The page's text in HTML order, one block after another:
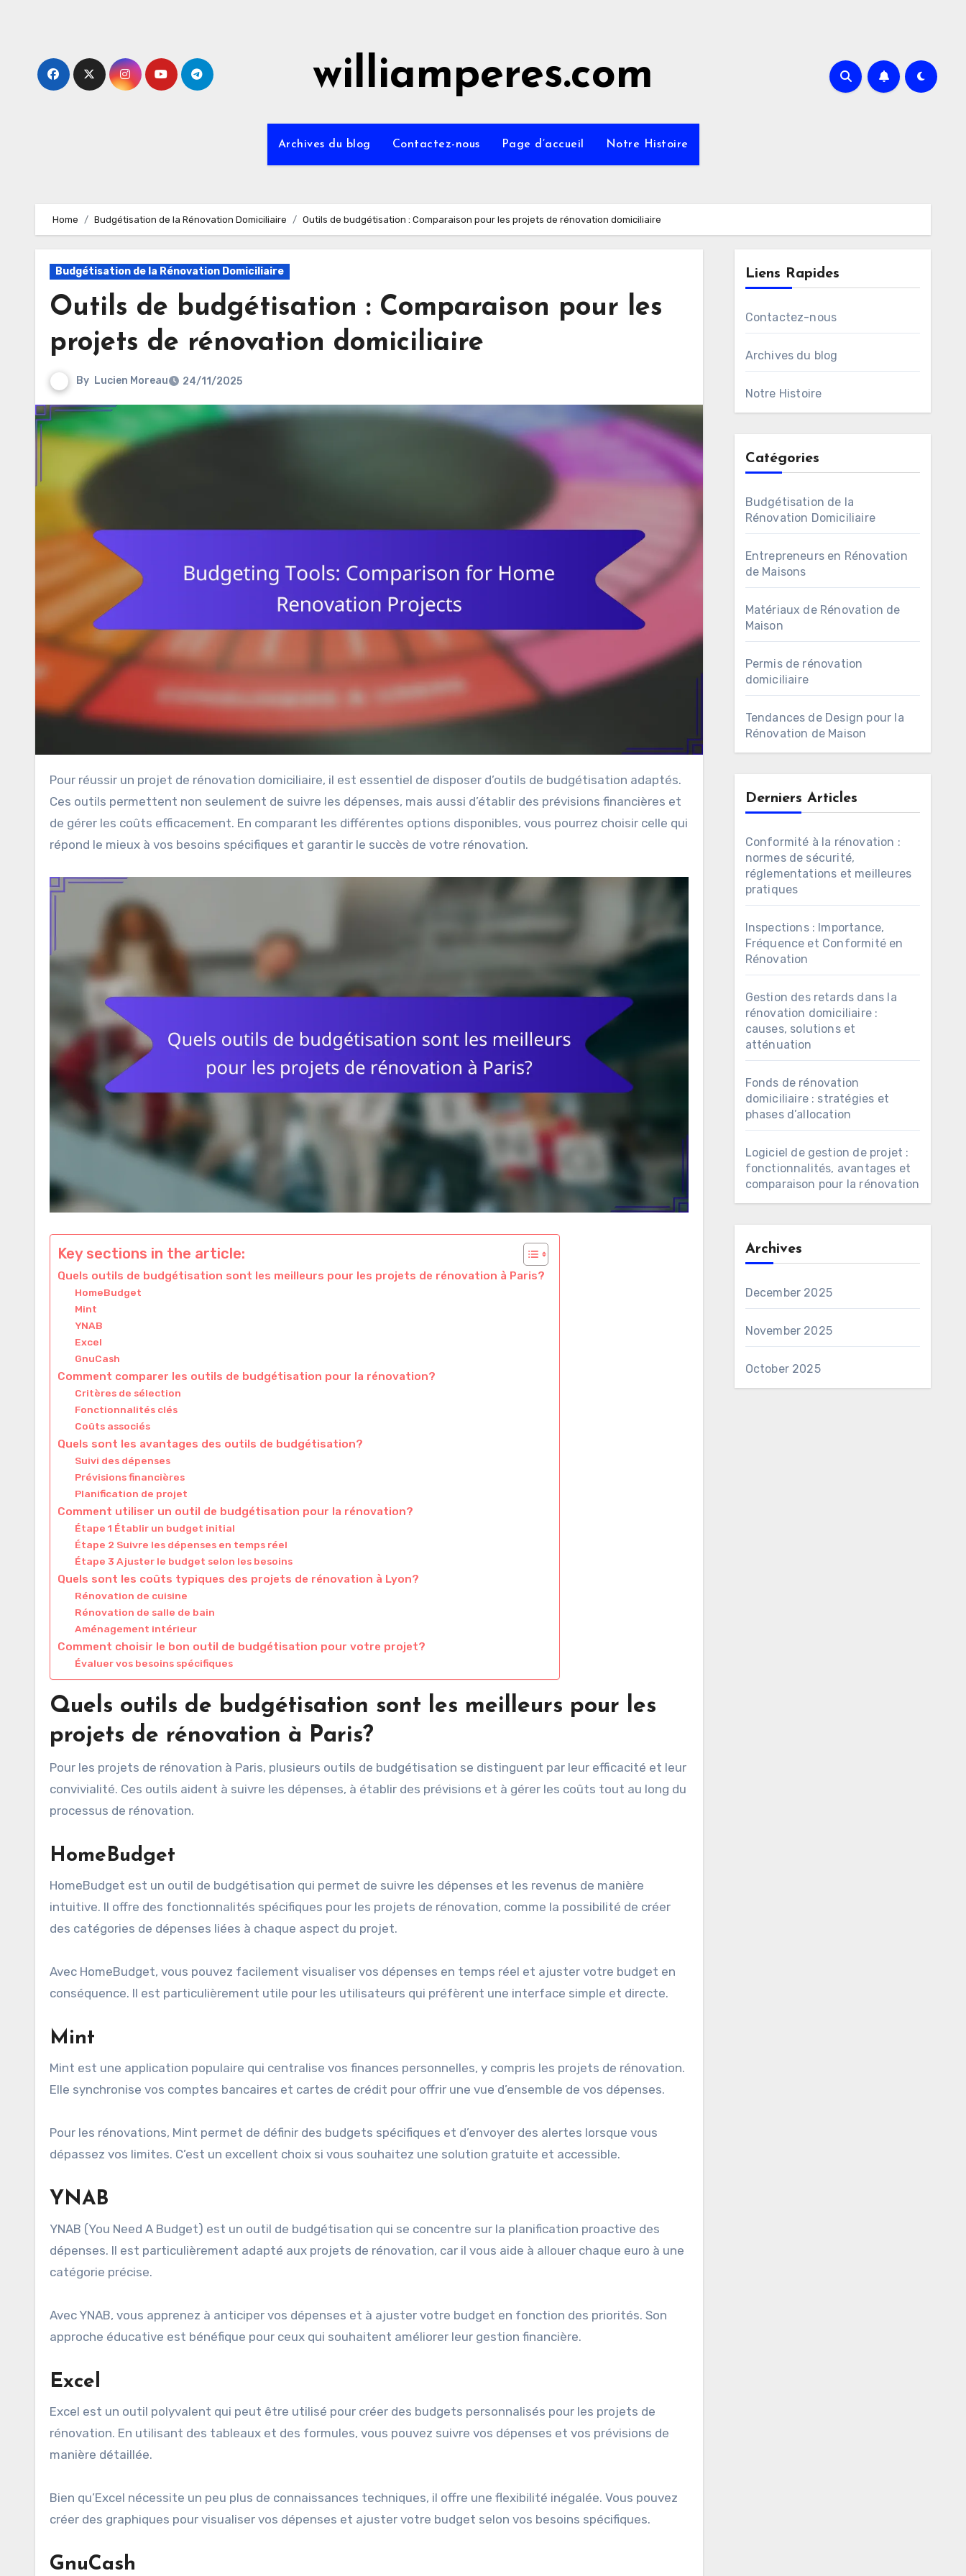
williamperes.com
Archives du blog Contactez-nous Page d’accueil Notre Histoire
Home Budgétisation de la Rénovation Domiciliaire Outils de budgétisation : Comparaison pour les projets de rénovation domiciliaire
Budgétisation de la Rénovation Domiciliaire
Outils de budgétisation : Comparaison pour les
projets de rénovation domiciliaire
By Lucien Moreau 24/11/2025
Pour réussir un projet de rénovation domiciliaire, il est essentiel de disposer d’outils de budgétisation adaptés.
Ces outils permettent non seulement de suivre les dépenses, mais aussi d’établir des prévisions financières et
de gérer les coûts efficacement. En comparant les différentes options disponibles, vous pourrez choisir celle qui
répond le mieux à vos besoins spécifiques et garantir le succès de votre rénovation.
Key sections in the article:
Quels outils de budgétisation sont les meilleurs pour les projets de rénovation à Paris?
HomeBudget
Mint
YNAB
Excel
GnuCash
Comment comparer les outils de budgétisation pour la rénovation?
Critères de sélection
Fonctionnalités clés
Coûts associés
Quels sont les avantages des outils de budgétisation?
Suivi des dépenses
Prévisions financières
Planification de projet
Comment utiliser un outil de budgétisation pour la rénovation?
Étape 1 Établir un budget initial
Étape 2 Suivre les dépenses en temps réel
Étape 3 Ajuster le budget selon les besoins
Quels sont les coûts typiques des projets de rénovation à Lyon?
Rénovation de cuisine
Rénovation de salle de bain
Aménagement intérieur
Comment choisir le bon outil de budgétisation pour votre projet?
Évaluer vos besoins spécifiques
Quels outils de budgétisation sont les meilleurs pour les
projets de rénovation à Paris?
Pour les projets de rénovation à Paris, plusieurs outils de budgétisation se distinguent par leur efficacité et leur
convivialité. Ces outils aident à suivre les dépenses, à établir des prévisions et à gérer les coûts tout au long du
processus de rénovation.
HomeBudget
HomeBudget est un outil de budgétisation qui permet de suivre les dépenses et les revenus de manière
intuitive. Il offre des fonctionnalités spécifiques pour les projets de rénovation, comme la possibilité de créer
des catégories de dépenses liées à chaque aspect du projet.
Avec HomeBudget, vous pouvez facilement visualiser vos dépenses en temps réel et ajuster votre budget en
conséquence. Il est particulièrement utile pour les utilisateurs qui préfèrent une interface simple et directe.
Mint
Mint est une application populaire qui centralise vos finances personnelles, y compris les projets de rénovation.
Elle synchronise vos comptes bancaires et cartes de crédit pour offrir une vue d’ensemble de vos dépenses.
Pour les rénovations, Mint permet de définir des budgets spécifiques et d’envoyer des alertes lorsque vous
dépassez vos limites. C’est un excellent choix si vous souhaitez une solution gratuite et accessible.
YNAB
YNAB (You Need A Budget) est un outil de budgétisation qui se concentre sur la planification proactive des
dépenses. Il est particulièrement adapté aux projets de rénovation, car il vous aide à allouer chaque euro à une
catégorie précise.
Avec YNAB, vous apprenez à anticiper vos dépenses et à ajuster votre budget en fonction des priorités. Son
approche éducative est bénéfique pour ceux qui souhaitent améliorer leur gestion financière.
Excel
Excel est un outil polyvalent qui peut être utilisé pour créer des budgets personnalisés pour les projets de
rénovation. En utilisant des tableaux et des formules, vous pouvez suivre vos dépenses et vos prévisions de
manière détaillée.
Bien qu’Excel nécessite un peu plus de connaissances techniques, il offre une flexibilité inégalée. Vous pouvez
créer des graphiques pour visualiser vos dépenses et ajuster votre budget selon vos besoins spécifiques.
GnuCash
Liens Rapides
Contactez-nous
Archives du blog
Notre Histoire
Catégories
Budgétisation de la
Rénovation Domiciliaire
Entrepreneurs en Rénovation
de Maisons
Matériaux de Rénovation de
Maison
Permis de rénovation
domiciliaire
Tendances de Design pour la
Rénovation de Maison
Derniers Articles
Conformité à la rénovation :
normes de sécurité,
réglementations et meilleures
pratiques
Inspections : Importance,
Fréquence et Conformité en
Rénovation
Gestion des retards dans la
rénovation domiciliaire :
causes, solutions et
atténuation
Fonds de rénovation
domiciliaire : stratégies et
phases d’allocation
Logiciel de gestion de projet :
fonctionnalités, avantages et
comparaison pour la rénovation
Archives
December 2025
November 2025
October 2025